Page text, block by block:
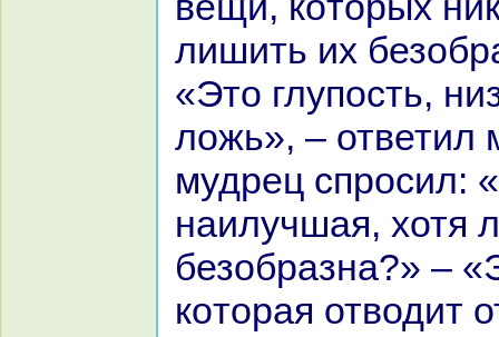
лишить их
«Это глупость,
ложь», – ответил
мудрец спросил:
нaилучшая, хотя
безобpaзнa?» –
кoтоpaя отводит